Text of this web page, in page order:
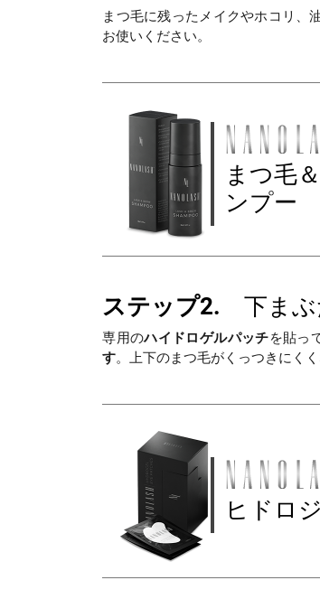
まつ毛に残ったメイクやホコリ、
お使いください。
まつ毛
ンプー
ステップ2. 下まぶ
専用のハイドロゲルパッチを貼っ
す。上下のまつ毛がくっつきにくく
ヒドロ